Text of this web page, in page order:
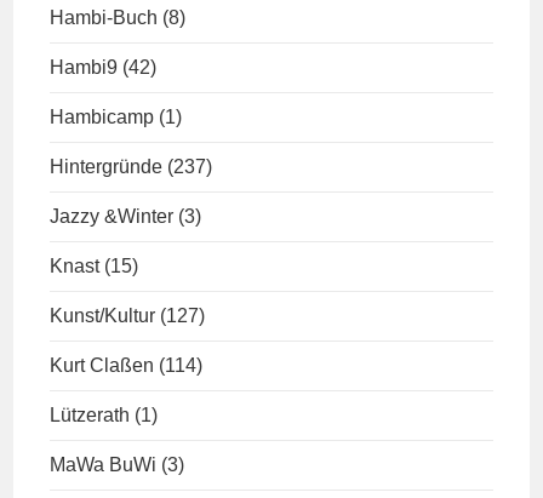
Hambi-Buch (8)
Hambi9 (42)
Hambicamp (1)
Hintergründe (237)
Jazzy &Winter (3)
Knast (15)
Kunst/Kultur (127)
Kurt Claßen (114)
Lützerath (1)
MaWa BuWi (3)